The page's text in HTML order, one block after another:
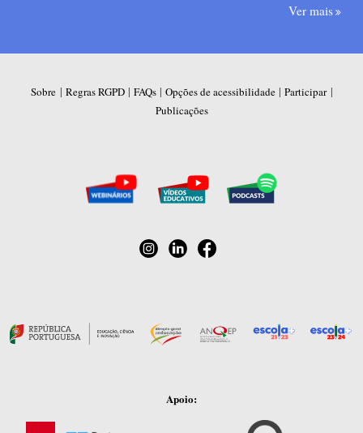
Ver mais
Sobre | Regras RGPD| FAQs| Opções de acessibilidade| Participar|
Publicações
Apoio: